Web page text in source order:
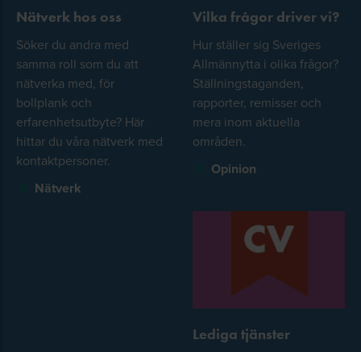
Nätverk hos oss
Söker du andra med
samma roll som du att
nätverka med, för
bollplank och
erfarenhetsutbyte? Här
hittar du våra nätverk med
kontaktpersoner.
Nätverk
Vilka frågor driver vi?
Hur ställer sig Sveriges
Allmännytta i olika frågor?
Ställningstaganden,
rapporter, remisser och
mera inom aktuella
områden.
Opinion
Lediga tjänster